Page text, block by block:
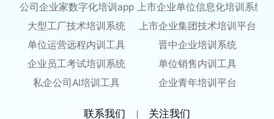
公司企业家数字化培训app
上市企业单位信息化培训系统
大型工厂技术培训系统
上市企业集团技术培训平台
单位运营远程内训工具
晋中企业培训系统
企业员工考试培训系统
单位销售内训工具
私企公司AI培训工具
企业青年培训平台
联系我们 | 关注我们